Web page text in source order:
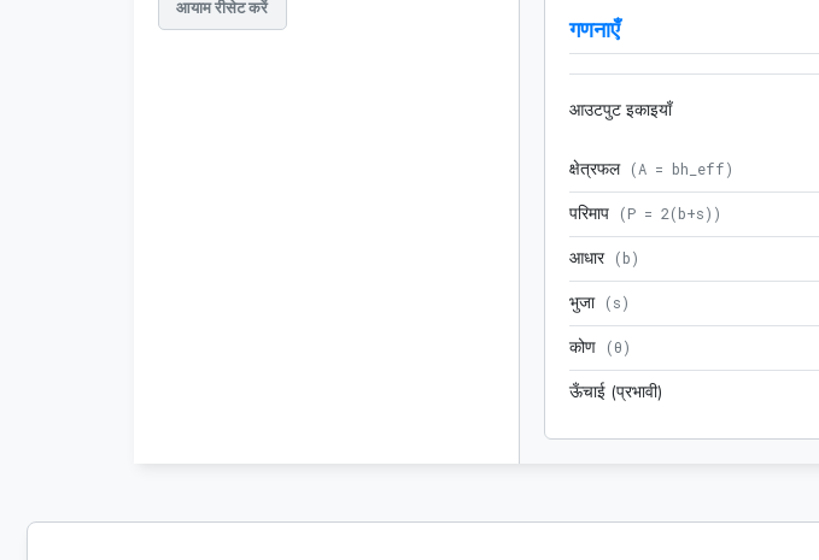
आयाम रीसेट करें
गणनाएँ
आउटपुट इकाइयाँ
क्षेत्रफल (A = bh_eff)
परिमाप (P = 2(b+s) )
आधार (b)
भुजा (s)
कोण (θ)
ऊँचाई (प्रभावी)